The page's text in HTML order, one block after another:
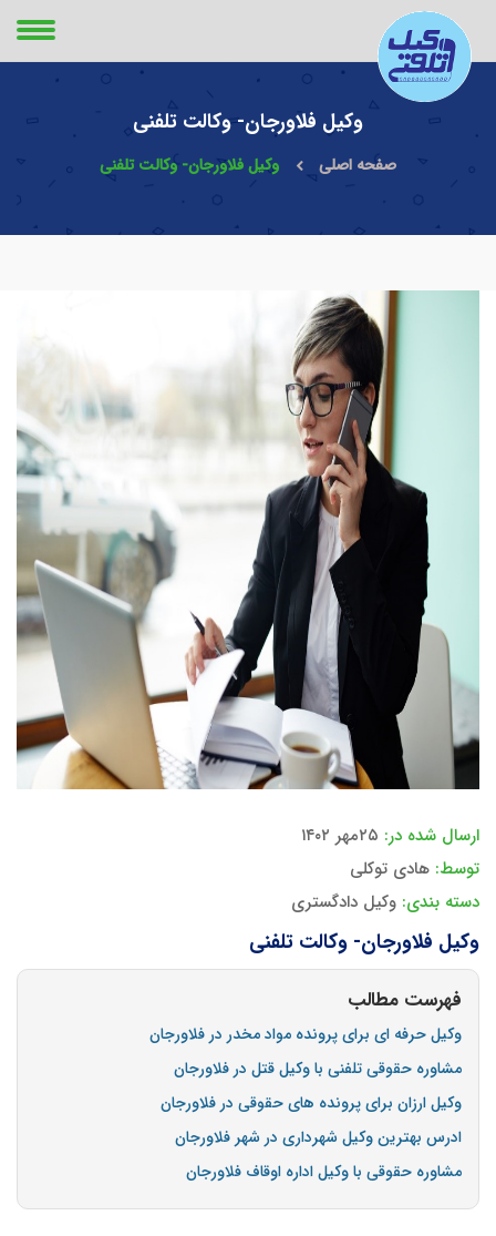
وکیل فلاورجان- وکالت تلفنی
صفحه اصلی وکیل فلاورجان- وکالت تلفنی
ارسال شده در: ۲۵مهر ۱۴۰۲
توسط: هادی توکلی
دسته بندی: وکیل دادگستری
وکیل فلاورجان- وکالت تلفنی
فهرست مطالب
وکیل حرفه ای برای پرونده مواد مخدر در فلاورجان
مشاوره حقوقی تلفنی با وکیل قتل در فلاورجان
وکیل ارزان برای پرونده های حقوقی در فلاورجان
ادرس بهترین وکیل شهرداری در شهر فلاورجان
مشاوره حقوقی با وکیل اداره اوقاف فلاورجان